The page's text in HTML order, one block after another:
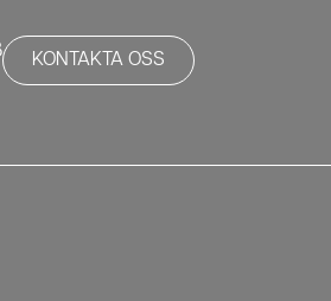
KONTAKTA OSS